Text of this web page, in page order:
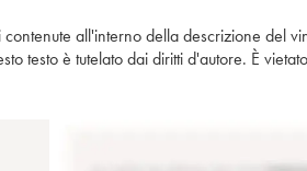
contenute all'interno della descrizione del
testo è tutelato dai diritti d'autore. È